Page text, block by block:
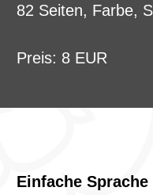
82 Seiten, Farbe,
Preis: 8 EUR
Einfache Sprache